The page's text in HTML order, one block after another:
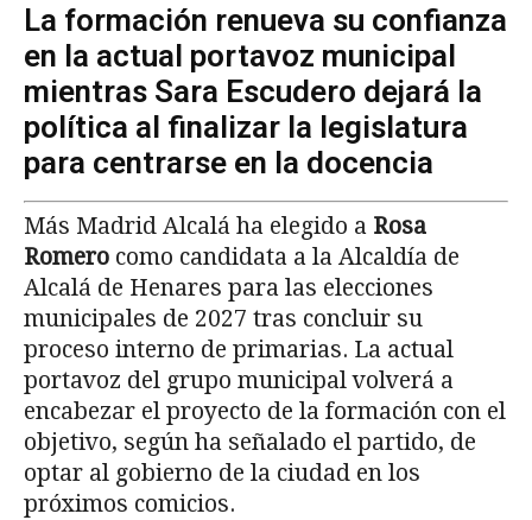
La formación renueva su confianza
en la actual portavoz municipal
mientras Sara Escudero dejará la
política al finalizar la legislatura
para centrarse en la docencia
Más Madrid Alcalá ha elegido a Rosa
Romero como candidata a la Alcaldía de
Alcalá de Henares para las elecciones
municipales de 2027 tras concluir su
proceso interno de primarias. La actual
portavoz del grupo municipal volverá a
encabezar el proyecto de la formación con el
objetivo, según ha señalado el partido, de
optar al gobierno de la ciudad en los
próximos comicios.